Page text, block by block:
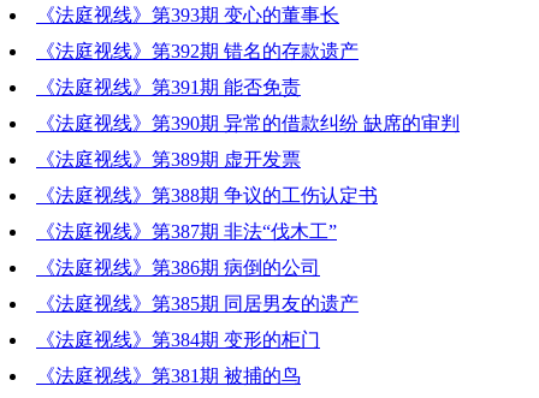
《法庭视线》第393期 变心的董事长
《法庭视线》第392期 错名的存款遗产
《法庭视线》第391期 能否免责
《法庭视线》第390期 异常的借款纠纷 缺席的审判
《法庭视线》第389期 虚开发票
《法庭视线》第388期 争议的工伤认定书
《法庭视线》第387期 非法“伐木工”
《法庭视线》第386期 病倒的公司
《法庭视线》第385期 同居男友的遗产
《法庭视线》第384期 变形的柜门
《法庭视线》第381期 被捕的鸟